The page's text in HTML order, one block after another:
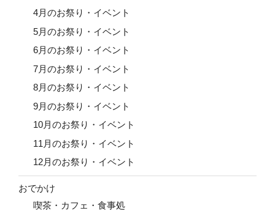
4月のお祭り・イベント
5月のお祭り・イベント
6月のお祭り・イベント
7月のお祭り・イベント
8月のお祭り・イベント
9月のお祭り・イベント
10月のお祭り・イベント
11月のお祭り・イベント
12月のお祭り・イベント
おでかけ
喫茶・カフェ・食事処